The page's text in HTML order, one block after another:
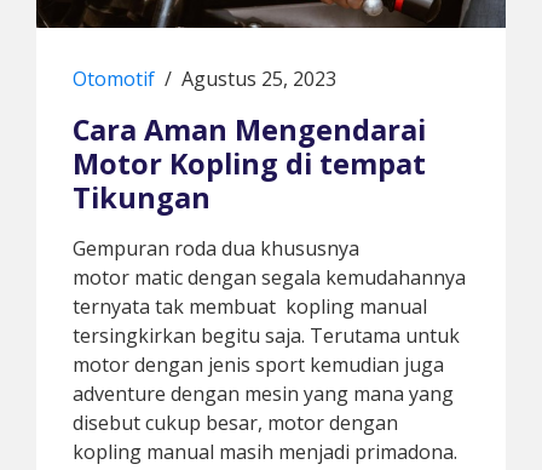
Otomotif / Agustus 25, 2023
Cara Aman Mengendarai
Motor Kopling di tempat
Tikungan
Gempuran roda dua khususnya
motor matic dengan segala kemudahannya
ternyata tak membuat kopling manual
tersingkirkan begitu saja. Terutama untuk
motor dengan jenis sport kemudian juga
adventure dengan mesin yang mana yang
disebut cukup besar, motor dengan
kopling manual masih menjadi primadona.